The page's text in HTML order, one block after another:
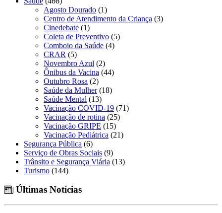
Agosto Dourado (1)
Centro de Atendimento da Criança (3)
Cinedebate (1)
Coleta de Preventivo (5)
Comboio da Saúde (4)
CRAR (5)
Novembro Azul (2)
Ônibus da Vacina (44)
Outubro Rosa (2)
Saúde da Mulher(18)
Saúde Mental (13)
Vacinação COVID-19 (71)
Vacinação de rotina (25)
Vacinação GRIPE (15)
Vacinação Pediátrica (21)
Segurança Pública (6)
Serviço de Obras Sociais (9)
Trânsito e Segurança Viária (13)
Turismo (144)
Últimas Notícias